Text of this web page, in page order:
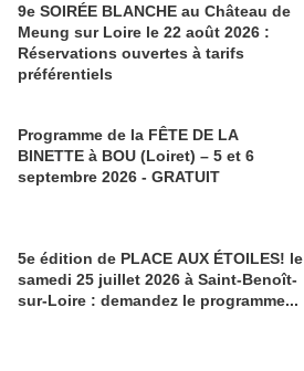
9e SOIRÉE BLANCHE au Château de
Meung sur Loire le 22 août 2026 :
Réservations ouvertes à tarifs
préférentiels
Programme de la FÊTE DE LA
BINETTE à BOU (Loiret) – 5 et 6
septembre 2026 - GRATUIT
5e édition de PLACE AUX ÉTOILES! le
samedi 25 juillet 2026 à Saint-Benoît-
sur-Loire : demandez le programme...